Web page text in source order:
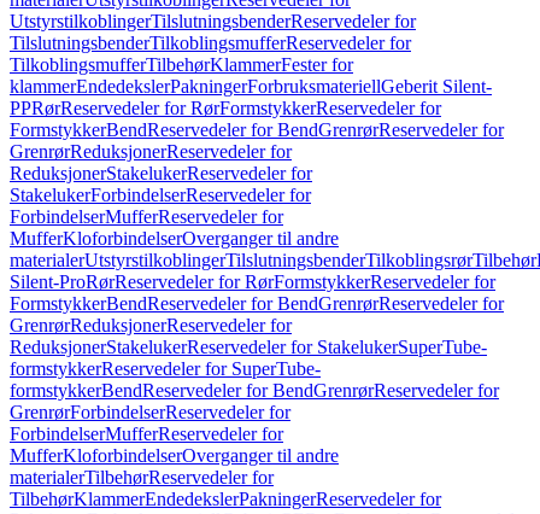
UtstyrstilkoblingerTilslutningsbenderReservedeler for
TilslutningsbenderTilkoblingsmufferReservedeler for
TilkoblingsmufferTilbehørKlammerFester for
klammerEndedekslerPakningerForbruksmateriellGeberit Silent-
PPRørReservedeler for RørFormstykkerReservedeler for
FormstykkerBendReservedeler for BendGrenrørReservedeler for
GrenrørReduksjonerReservedeler for
ReduksjonerStakelukerReservedeler for
StakelukerForbindelserReservedeler for
ForbindelserMufferReservedeler for
MufferKloforbindelserOverganger til andre
materialerUtstyrstilkoblingerTilslutningsbenderTilkoblingsrørTilbehør
Silent-ProRørReservedeler for RørFormstykkerReservedeler for
FormstykkerBendReservedeler for BendGrenrørReservedeler for
GrenrørReduksjonerReservedeler for
ReduksjonerStakelukerReservedeler for StakelukerSuperTube-
formstykkerReservedeler for SuperTube-
formstykkerBendReservedeler for BendGrenrørReservedeler for
GrenrørForbindelserReservedeler for
ForbindelserMufferReservedeler for
MufferKloforbindelserOverganger til andre
materialerTilbehørReservedeler for
TilbehørKlammerEndedekslerPakningerReservedeler for